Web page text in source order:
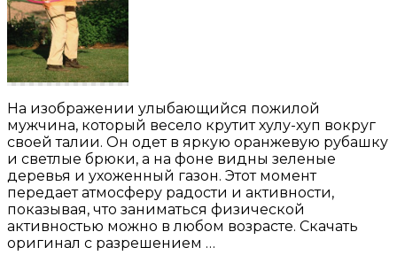
На изображении улыбающийся пожилой
мужчина, который весело крутит хулу-хуп вокруг
своей талии. Он одет в яркую оранжевую рубашку
и светлые брюки, а на фоне видны зеленые
деревья и ухоженный газон. Этот момент
передает атмосферу радости и активности,
показывая, что заниматься физической
активностью можно в любом возрасте. Скачать
оригинал с разрешением …